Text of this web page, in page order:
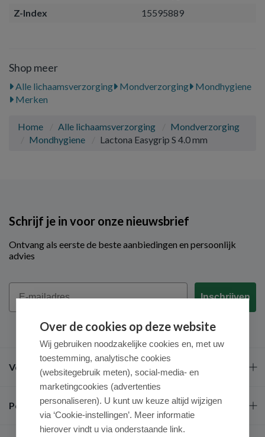
Z-Index
15595889
Shop meer
Alle lichaamsverzorging Mondverzorging
Mondhygiene
Merken
Home Alle lichaamsverzorging
Mondverzorging
Mondhygiene
Lactona Easygrip S 4.0 mm
Schrijf je in voor onze nieuwsbrief
Ontvang als eerste de beste aanbiedingen en persoonlijk
advies
Email
Inschrijven
Veel gestelde vragen
Populaire merken
Over de cookies op deze website
Wij gebruiken noodzakelijke cookies en, met uw
toestemming, analytische cookies
(websitegebruik meten), social-media- en
marketingcookies (advertenties
personaliseren). U kunt uw keuze altijd wijzigen
via ‘Cookie-instellingen’. Meer informatie
hierover vindt u via onderstaande link.